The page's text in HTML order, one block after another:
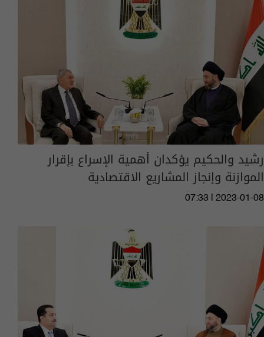
رشيد والحكيم يؤكدان أهمية الإسراع بإقرار
الموازنة وإنجاز المشاريع الاقتصادية
07:33 | 2023-01-08